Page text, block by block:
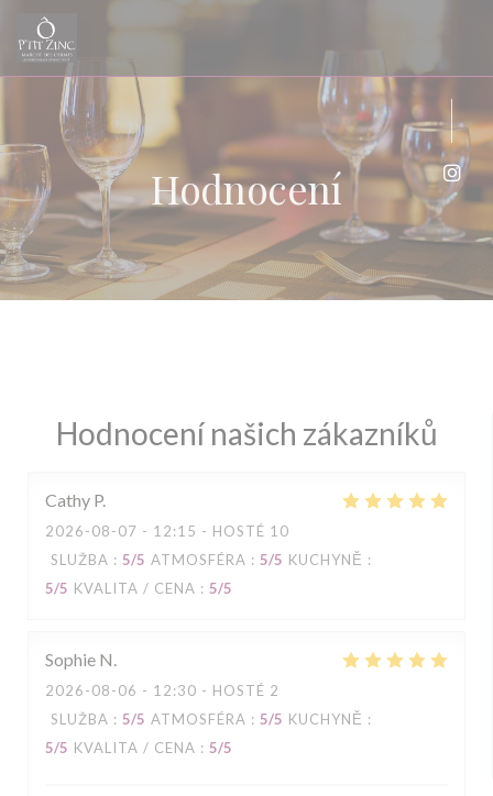
Panel pro správu cookies
Hodnocení
Hodnocení našich zákazníků
Cathy P
2026-08-07 - 12:15 - HOSTÉ 10
SLUŽBA : 5/5 ATMOSFÉRA : 5/5 KUCHYNĚ :
5/5 KVALITA / CENA : 5/5
Sophie N
2026-08-06 - 12:30 - HOSTÉ 2
SLUŽBA : 5/5 ATMOSFÉRA : 5/5 KUCHYNĚ :
5/5 KVALITA / CENA : 5/5